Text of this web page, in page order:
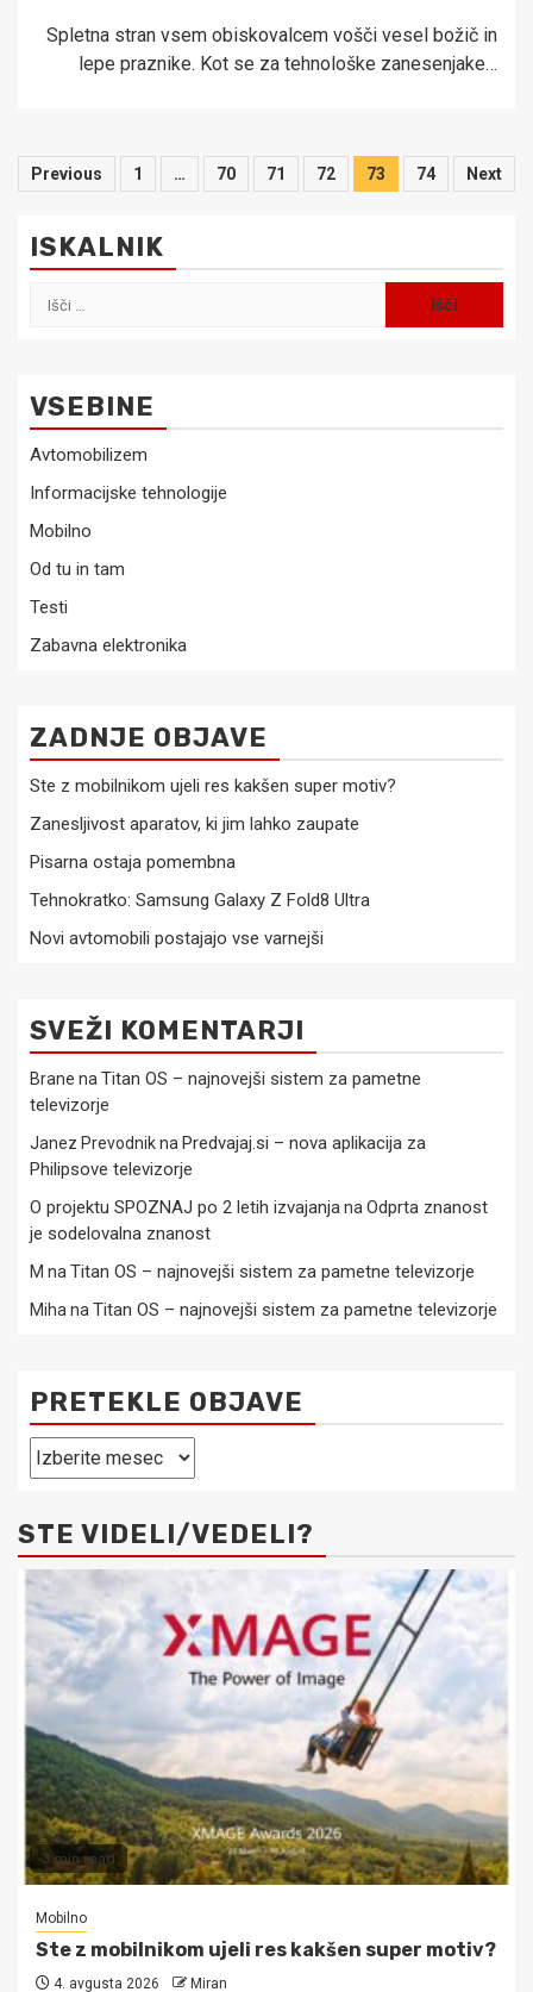
Spletna stran vsem obiskovalcem vošči vesel božič in
lepe praznike. Kot se za tehnološke zanesenjake…
Številčenje
Previous 1 … 70 71 72 73 74 Next
ISKALNIK
Išči:
VSEBINE
Avtomobilizem
Informacijske tehnologije
Mobilno
Od tu in tam
Testi
Zabavna elektronika
ZADNJE OBJAVE
Ste z mobilnikom ujeli res kakšen super motiv?
Zanesljivost aparatov, ki jim lahko zaupate
Pisarna ostaja pomembna
Tehnokratko: Samsung Galaxy Z Fold8 Ultra
Novi avtomobili postajajo vse varnejši
SVEŽI KOMENTARJI
Brane na Titan OS – najnovejši sistem za pametne
televizorje
Janez Prevodnikna Predvajaj.si – nova aplikacija za
Philipsove televizorje
O projektu SPOZNAJ po 2 letih izvajanjana Odprta znanost
je sodelovalna znanost
M na Titan OS – najnovejši sistem za pametne televizorje
Miha na Titan OS – najnovejši sistem za pametne televizorje
PRETEKLE OBJAVE
Pretekle
objave
STE VIDELI/VEDELI?
3 min read
Mobilno
Ste z mobilnikom ujeli res kakšen super motiv?
4. avgusta 2026 Miran